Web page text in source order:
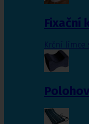
Fixační
Krční límce